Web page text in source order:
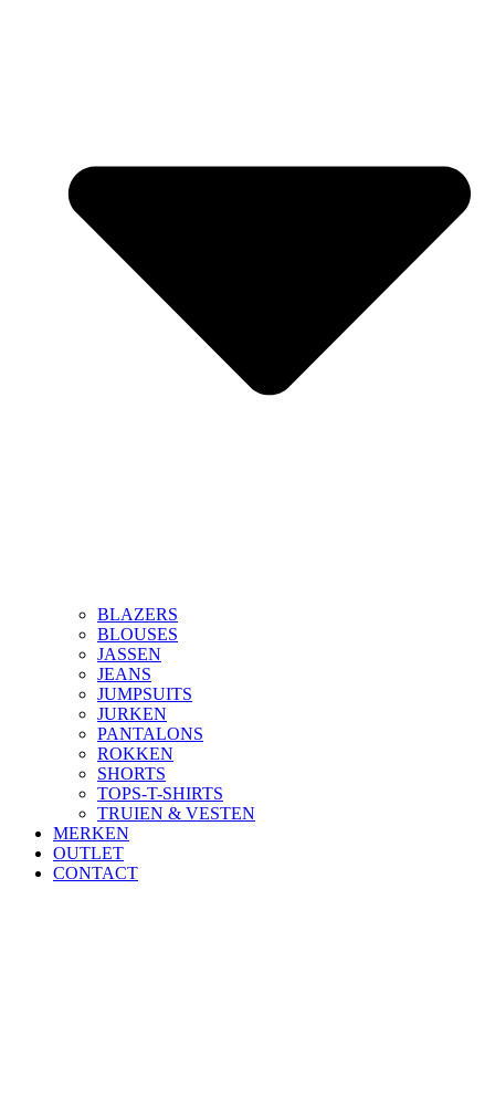
BLAZERS
BLOUSES
JASSEN
JEANS
JUMPSUITS
JURKEN
PANTALONS
ROKKEN
SHORTS
TOPS-T-SHIRTS
TRUIEN & VESTEN
MERKEN
OUTLET
CONTACT